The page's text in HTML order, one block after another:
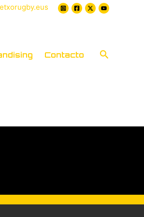
Contacto Buscar